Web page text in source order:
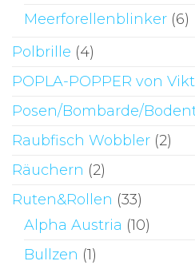
Meerforellenblinker (6)
Polbrille (4)
POPLA-POPPER von
Posen/Bombarde/
Raubfisch Wobbler (2)
Räuchern (2)
Ruten&Rollen (33)
Alpha Austria (10)
Bullzen (1)